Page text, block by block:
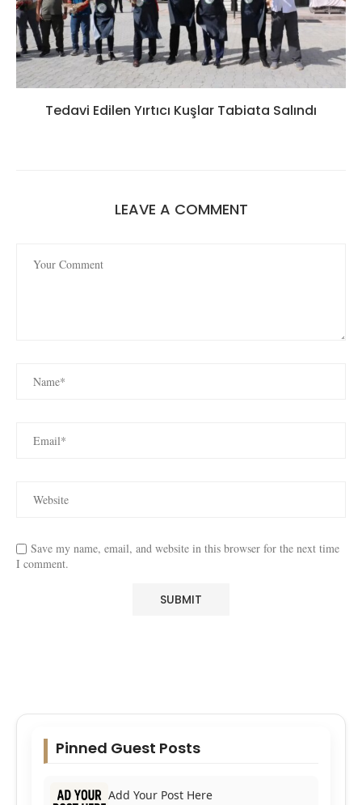
Tedavi Edilen Yırtıcı Kuşlar Tabiata Salındı
LEAVE A COMMENT
Save my name, email, and website in this browser for the next time
I comment.
Pinned Guest Posts
Add Your Post Here